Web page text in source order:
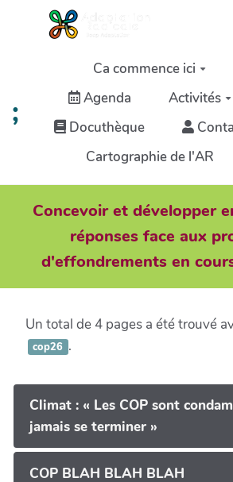
Aller au contenu principal
;
Ca commence ici
Agenda
Activités
Docuthèque
Cartographie de l'AR
Concevoir et développer
réponses face aux
d'effondrements en
Un total de 4 pages a été trouvé
cop26 .
Climat : « Les COP sont
jamais se terminer »
COP BLAH BLAH BLAH